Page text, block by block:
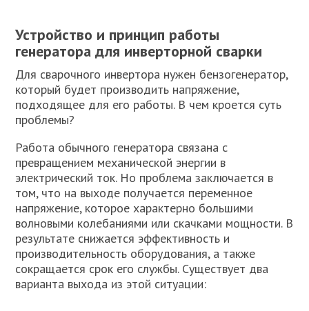
Устройство и принцип работы
генератора для инверторной сварки
Для сварочного инвертора нужен бензогенератор,
который будет производить напряжение,
подходящее для его работы. В чем кроется суть
проблемы?
Работа обычного генератора связана с
превращением механической энергии в
электрический ток. Но проблема заключается в
том, что на выходе получается переменное
напряжение, которое характерно большими
волновыми колебаниями или скачками мощности. В
результате снижается эффективность и
производительность оборудования, а также
сокращается срок его службы. Существует два
варианта выхода из этой ситуации: